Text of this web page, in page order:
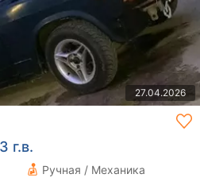
27.04.2026
г.в.
Ручная / Механика